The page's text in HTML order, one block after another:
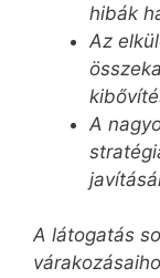
hibák
Az
A
A látogatás